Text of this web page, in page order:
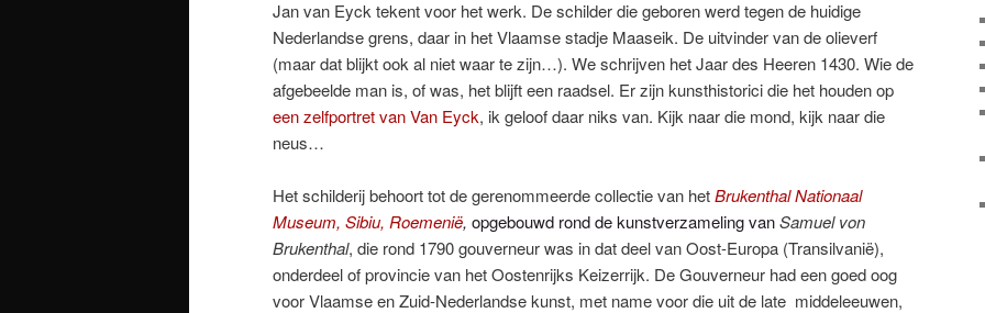
Jan van Eyck tekent voor het werk. De schilder die geboren werd tegen de huidige
Nederlandse grens, daar in het Vlaamse stadje Maaseik. De uitvinder van de olieverf
(maar dat blijkt ook al niet waar te zijn…). We schrijven het Jaar des Heeren 1430. Wie de
afgebeelde man is, of was, het blijft een raadsel. Er zijn kunsthistorici die het houden op
een zelfportret van Van Eyck, ik geloof daar niks van. Kijk naar die mond, kijk naar die
neus…
Het schilderij behoort tot de gerenommeerde collectie van hetBrukenthal Nationaal
Museum, Sibiu, Roemenië, opgebouwd rond de kunstverzameling vanSamuel von
Brukenthal, die rond 1790 gouverneur was in dat deel van Oost-Europa (Transilvanië),
onderdeel of provincie van het Oostenrijks Keizerrijk. De Gouverneur had een goed oog
voor Vlaamse en Zuid-Nederlandse kunst, met name voor die uit de late middeleeuwen,